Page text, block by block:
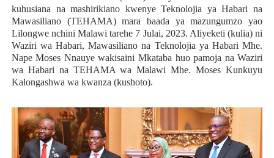
kuhusiana na mashirikiano kwenye Teknolojia ya Habari na
Mawasiliano (TEHAMA) mara baada ya mazungumzo yao
Lilongwe nchini Malawi tarehe 7 Julai, 2023. Aliyeketi (kulia) ni
Waziri wa Habari, Mawasiliano na Teknolojia ya Habari Mhe.
Nape Moses Nnauye wakisaini Mkataba huo pamoja na Waziri
wa Habari na TEHAMA wa Malawi Mhe. Moses Kunkuyu
Kalongashwa wa kwanza (kushoto).